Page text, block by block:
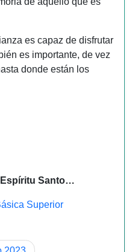
es capaz de disfrutar
es importante, de vez
donde están los
Espíritu Santo…
Superior